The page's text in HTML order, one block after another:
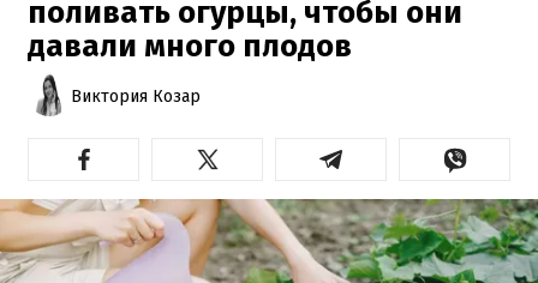
поливать огурцы, чтобы они
давали много плодов
Виктория Козар